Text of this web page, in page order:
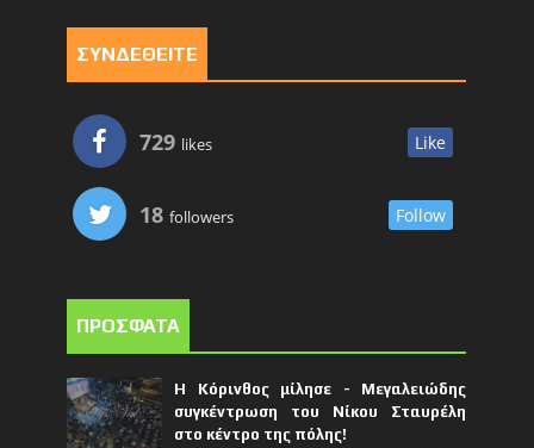
ΣΥΝΔΕΘΕΙΤΕ
729 likes Like
18 followers Follow
ΠΡΟΣΦΑΤΑ
Η Κόρινθος μίλησε - Μεγαλειώδης
συγκέντρωση του Νίκου Σταυρέλη
στο κέντρο της πόλης!